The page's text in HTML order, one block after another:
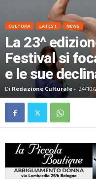
CULTURA LATEST NEWS
La 23^
Festival si
e le sue
Di Redazione Culturale - 24/10/